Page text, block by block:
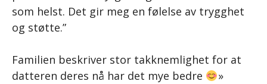
som helst. Det gir meg en følelse av trygghet
og støtte.”
Familien beskriver stor takknemlighet for at
datteren deres nå har det mye bedre
»